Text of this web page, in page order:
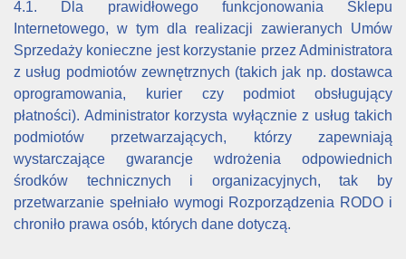
4.1. Dla prawidłowego funkcjonowania Sklepu
Internetowego, w tym dla realizacji zawieranych Umów
Sprzedaży konieczne jest korzystanie przez Administratora
z usług podmiotów zewnętrznych (takich jak np. dostawca
oprogramowania, kurier czy podmiot obsługujący
płatności). Administrator korzysta wyłącznie z usług takich
podmiotów przetwarzających, którzy zapewniają
wystarczające gwarancje wdrożenia odpowiednich
środków technicznych i organizacyjnych, tak by
przetwarzanie spełniało wymogi Rozporządzenia RODO i
chroniło prawa osób, których dane dotyczą.